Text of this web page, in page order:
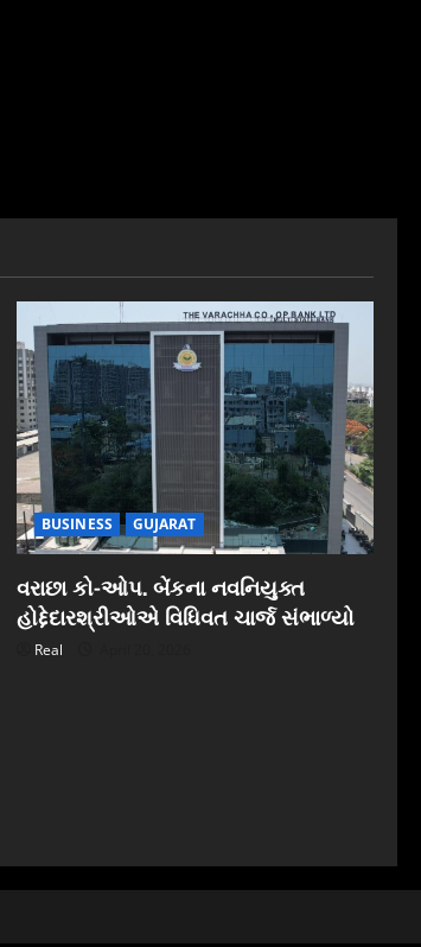
BUSINESS GUJARAT
વરાછા કો-ઓપ. બેંકના નવનિયુક્ત
હોદ્દેદારશ્રીઓએ વિધિવત ચાર્જ સંભાળ્યો
Real